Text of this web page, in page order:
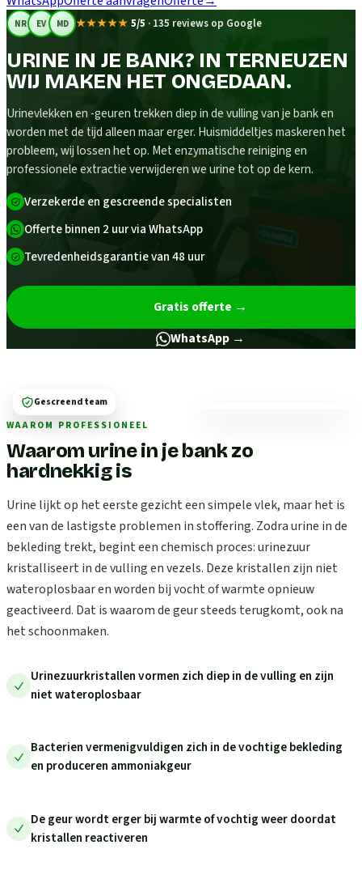
NR EV MD ★★★★★ 5/5 · 135 reviews op Google
URINE IN JE BANK? IN TERNEUZEN
WIJ MAKEN HET ONGEDAAN.
Urinevlekken en -geuren trekken diep in de vulling van je bank en
worden met de tijd alleen maar erger. Huismiddeltjes maskeren het
probleem, wij lossen het op. Met enzymatische reiniging en
professionele extractie verwijderen we urine tot op de kern.
Verzekerde en gescreende specialisten
Offerte binnen 2 uur via WhatsApp
Tevredenheidsgarantie van 48 uur
Gratis offerte →
WhatsApp →
WAAROM PROFESSIONEEL
Waarom urine in je bank zo
hardnekkig is
Urine lijkt op het eerste gezicht een simpele vlek, maar het is
een van de lastigste problemen in stoffering. Zodra urine in de
bekleding trekt, begint een chemisch proces: urinezuur
kristalliseert in de vulling en vezels. Deze kristallen zijn niet
wateroplosbaar en worden bij vocht of warmte opnieuw
geactiveerd. Dat is waarom de geur steeds terugkomt, ook na
het schoonmaken.
Urinezuurkristallen vormen zich diep in de vulling en zijn
niet wateroplosbaar
Bacterien vermenigvuldigen zich in de vochtige bekleding
en produceren ammoniakgeur
De geur wordt erger bij warmte of vochtig weer doordat
kristallen reactiveren
Gescreend team